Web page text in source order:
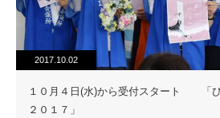
2017.10.02
１０月４日(水)から受付スタート 「
２０１７」